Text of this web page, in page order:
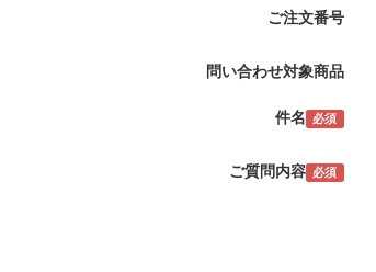
ご注文番号
問い合わせ対象商品
件名 必須
ご質問内容 必須